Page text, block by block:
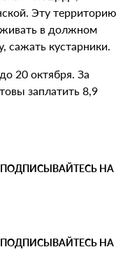
Эту территорию
в должном
сажать кустарники.
20 октября. За
заплатить 8,9
НА
НА